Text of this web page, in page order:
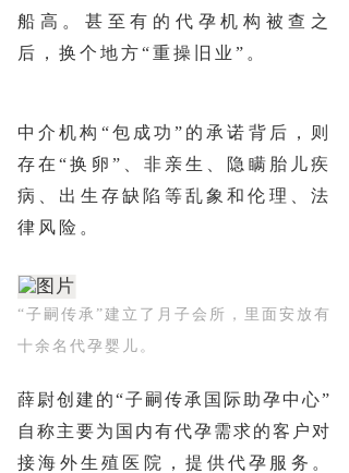
船高。甚至有的代孕机构被查之
后，换个地方“重操旧业”。
中介机构“包成功”的承诺背后，则
存在“换卵”、非亲生、隐瞒胎儿疾
病、出生存缺陷等乱象和伦理、法
律风险。
“子嗣传承”建立了月子会所，里面安放有
十余名代孕婴儿。
薛尉创建的“子嗣传承国际助孕中心”
自称主要为国内有代孕需求的客户对
接海外生殖医院，提供代孕服务。